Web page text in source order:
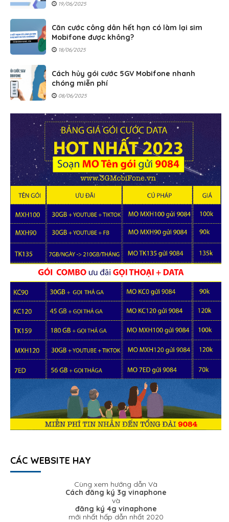
19/06/2025
Căn cước công dân hết hạn có làm lại sim
Mobifone được không?
18/06/2025
Cách hủy gói cước 5GV Mobifone nhanh
chóng miễn phí
08/06/2025
CÁC WEBSITE HAY
Cùng xem hướng dẫn Và
Cách đăng ký 3g vinaphone
và
đăng ký 4g vinaphone
mới nhất hấp dẫn nhất 2020